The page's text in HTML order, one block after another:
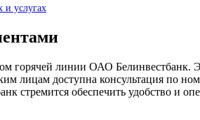
и услугах
горячей линии ОАО Белинвестбанк.
лицам доступна консультация по
стремится обеспечить удобство и